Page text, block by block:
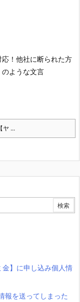
応！他社に断られた方
のような文言
ヤ ...
】に申し込み個人情
報を送ってしまった